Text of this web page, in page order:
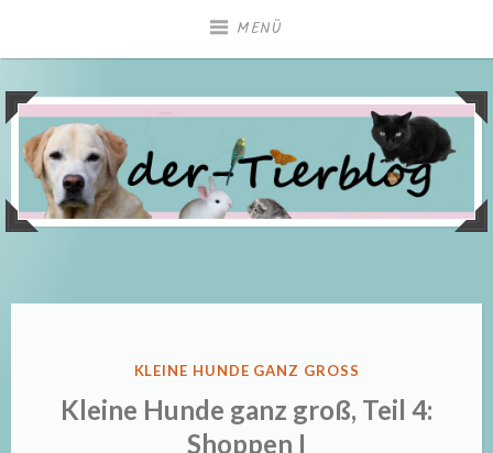
MENÜ
VERÖFFENTLICHT
KLEINE HUNDE GANZ GROSS
Kleine Hunde ganz groß, Teil 4:
Shoppen I